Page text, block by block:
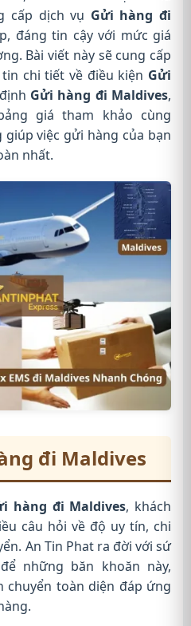
cấp dịch vụ Gửi hàng đi
đáng tin cậy với mức giá
Bài viết này sẽ cung cấp
chi tiết về điều kiện Gửi
Gửi hàng đi Maldives,
giá tham khảo cùng
việc gửi hàng của bạn
nhất.
đi Maldives
hàng đi Maldives, khách
câu hỏi về độ uy tín, chi
An Tin Phat ra đời với sứ
những băn khoăn này,
chuyển toàn diện đáp ứng